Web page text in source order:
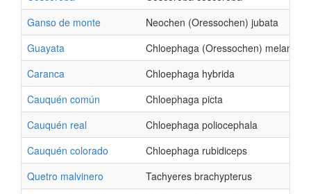
Ganso de monte
Neochen (Oressochen) jubata
Guayata
Chloephaga (Oressochen)
Caranca
Chloephaga hybrida
Cauquén común
Chloephaga picta
Cauquén real
Chloephaga poliocephala
Cauquén colorado
Chloephaga rubidiceps
Quetro malvinero
Tachyeres brachypterus